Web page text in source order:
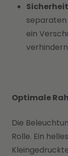
ein
verhindern
Optimale
Die
Rolle. Ein